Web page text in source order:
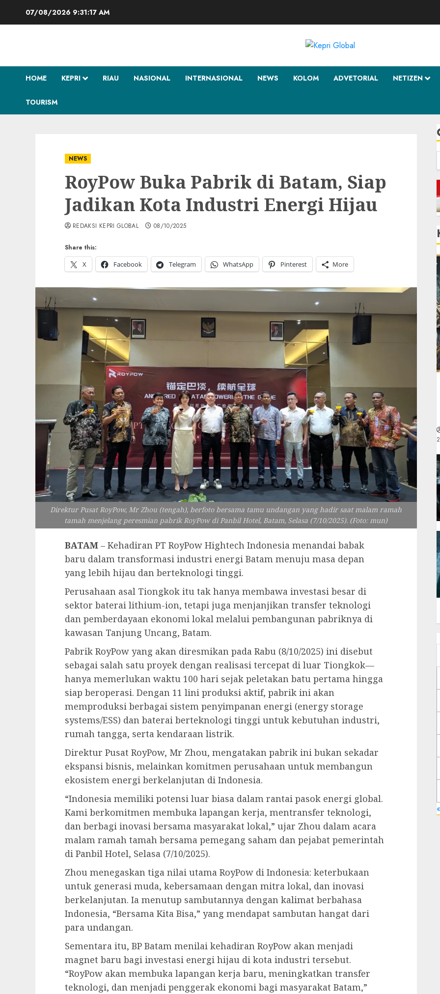
07/08/2026 9:31:18 AM
HOME KEPRI RIAU NASIONAL INTERNASIONAL NEWS KOLOM ADVETORIAL NETIZEN
TOURISM
NEWS
RoyPow Buka Pabrik di Batam, Siap
Jadikan Kota Industri Energi Hijau
Share this:
X
Facebook Telegram WhatsApp Pinterest More
REDAKSI KEPRI GLOBAL 08/10/2025
Direktur Pusat RoyPow, Mr Zhou (tengah), berfoto bersama tamu undangan yang hadir saat malam ramah
tamah menjelang peresmian pabrik RoyPow di Panbil Hotel, Batam, Selasa (7/10/2025). (Foto: mun)
BATAM – Kehadiran PT RoyPow Hightech Indonesia menandai babak
baru dalam transformasi industri energi Batam menuju masa depan
yang lebih hijau dan berteknologi tinggi.
Perusahaan asal Tiongkok itu tak hanya membawa investasi besar di
sektor baterai lithium-ion, tetapi juga menjanjikan transfer teknologi
dan pemberdayaan ekonomi lokal melalui pembangunan pabriknya di
kawasan Tanjung Uncang, Batam.
Pabrik RoyPow yang akan diresmikan pada Rabu (8/10/2025) ini disebut
sebagai salah satu proyek dengan realisasi tercepat di luar Tiongkok—
hanya memerlukan waktu 100 hari sejak peletakan batu pertama hingga
siap beroperasi. Dengan 11 lini produksi aktif, pabrik ini akan
memproduksi berbagai sistem penyimpanan energi (energy storage
systems/ESS) dan baterai berteknologi tinggi untuk kebutuhan industri,
rumah tangga, serta kendaraan listrik.
Direktur Pusat RoyPow, Mr Zhou, mengatakan pabrik ini bukan sekadar
ekspansi bisnis, melainkan komitmen perusahaan untuk membangun
ekosistem energi berkelanjutan di Indonesia.
“Indonesia memiliki potensi luar biasa dalam rantai pasok energi global.
Kami berkomitmen membuka lapangan kerja, mentransfer teknologi,
dan berbagi inovasi bersama masyarakat lokal,” ujar Zhou dalam acara
malam ramah tamah bersama pemegang saham dan pejabat pemerintah
di Panbil Hotel, Selasa (7/10/2025).
Zhou menegaskan tiga nilai utama RoyPow di Indonesia: keterbukaan
untuk generasi muda, kebersamaan dengan mitra lokal, dan inovasi
berkelanjutan. Ia menutup sambutannya dengan kalimat berbahasa
Indonesia, “Bersama Kita Bisa,” yang mendapat sambutan hangat dari
para undangan.
Sementara itu, BP Batam menilai kehadiran RoyPow akan menjadi
magnet baru bagi investasi energi hijau di kota industri tersebut.
“RoyPow akan membuka lapangan kerja baru, meningkatkan transfer
teknologi, dan menjadi penggerak ekonomi bagi masyarakat Batam,”